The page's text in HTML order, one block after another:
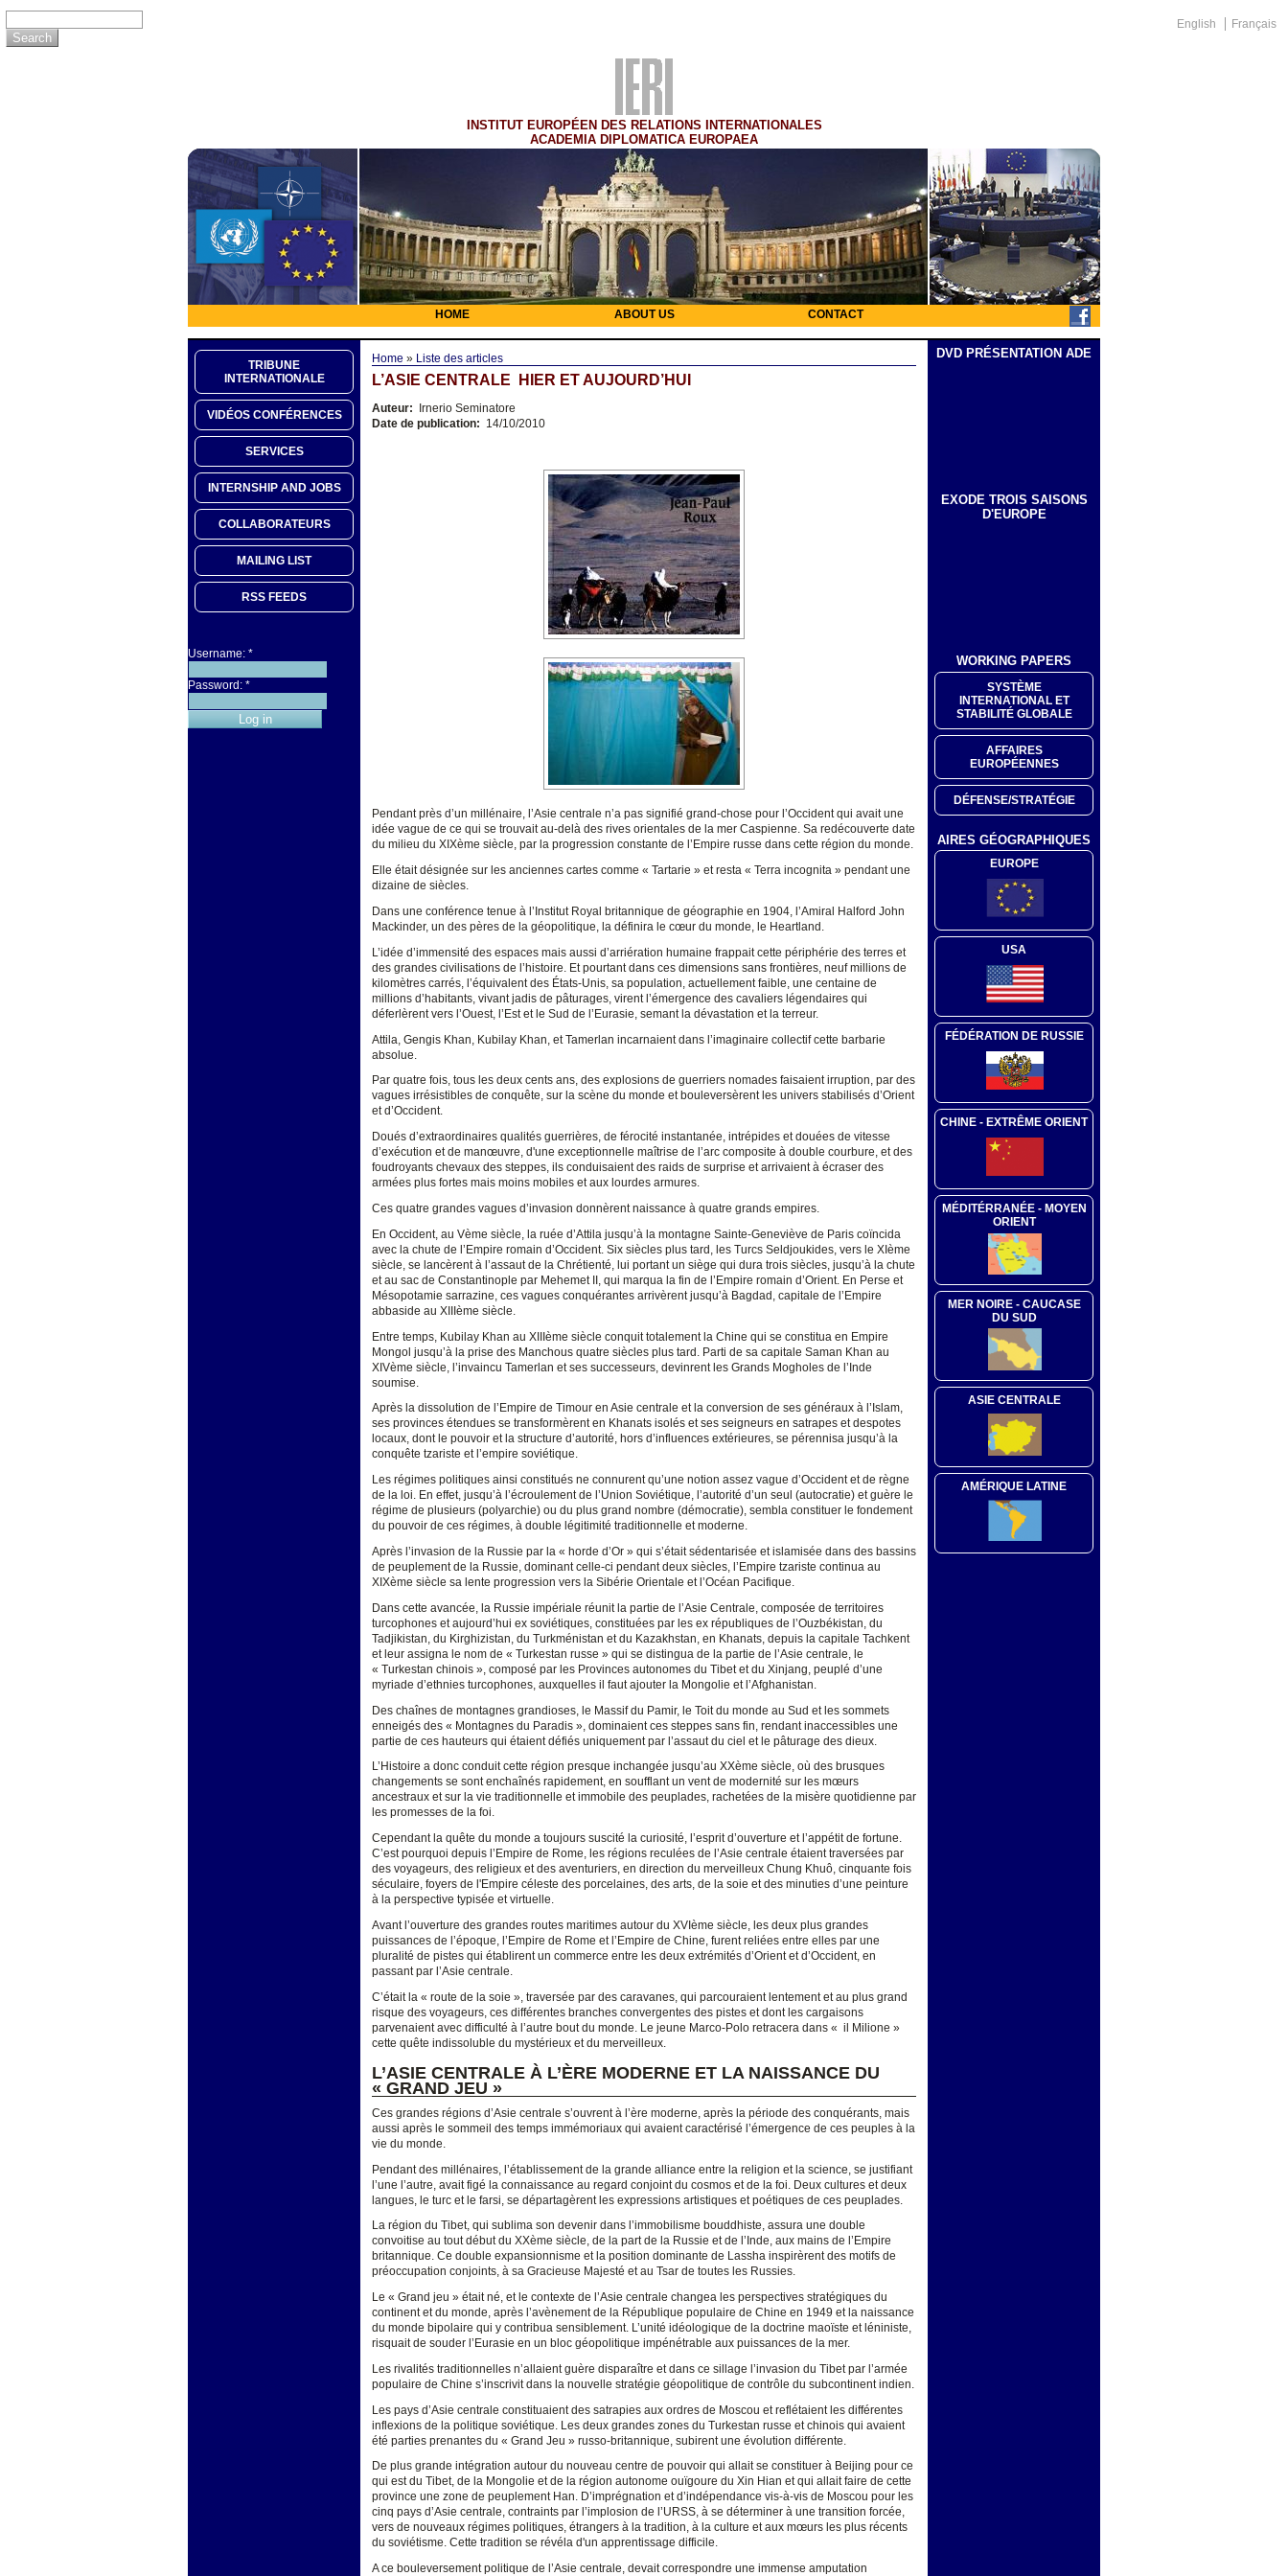
English Français
INSTITUT EUROPÉEN DES RELATIONS INTERNATIONALES
ACADEMIA DIPLOMATICA EUROPAEA
HOME ABOUT US CONTACT
TRIBUNE
INTERNATIONALE
VIDÉOS CONFÉRENCES
SERVICES
INTERNSHIP AND JOBS
COLLABORATEURS
MAILING LIST
RSS FEEDS
Username: *
Password: *
Home » Liste des articles
L’ASIE CENTRALE HIER ET AUJOURD’HUI
Auteur: Irnerio Seminatore
Date de publication: 14/10/2010
Pendant près d’un millénaire, l’Asie centrale n’a pas signifié grand-chose pour l’Occident qui avait une
idée vague de ce qui se trouvait au-delà des rives orientales de la mer Caspienne. Sa redécouverte date
du milieu du XIXème siècle, par la progression constante de l’Empire russe dans cette région du monde.
Elle était désignée sur les anciennes cartes comme « Tartarie » et resta « Terra incognita » pendant une
dizaine de siècles.
Dans une conférence tenue à l’Institut Royal britannique de géographie en 1904, l’Amiral Halford John
Mackinder, un des pères de la géopolitique, la définira le cœur du monde, le Heartland.
L’idée d’immensité des espaces mais aussi d’arriération humaine frappait cette périphérie des terres et
des grandes civilisations de l’histoire. Et pourtant dans ces dimensions sans frontières, neuf millions de
kilomètres carrés, l’équivalent des États-Unis, sa population, actuellement faible, une centaine de
millions d’habitants, vivant jadis de pâturages, virent l’émergence des cavaliers légendaires qui
déferlèrent vers l’Ouest, l’Est et le Sud de l’Eurasie, semant la dévastation et la terreur.
Attila, Gengis Khan, Kubilay Khan, et Tamerlan incarnaient dans l’imaginaire collectif cette barbarie
absolue.
Par quatre fois, tous les deux cents ans, des explosions de guerriers nomades faisaient irruption, par des
vagues irrésistibles de conquête, sur la scène du monde et bouleversèrent les univers stabilisés d’Orient
et d’Occident.
Doués d’extraordinaires qualités guerrières, de férocité instantanée, intrépides et douées de vitesse
d’exécution et de manœuvre, d'une exceptionnelle maîtrise de l’arc composite à double courbure, et des
foudroyants chevaux des steppes, ils conduisaient des raids de surprise et arrivaient à écraser des
armées plus fortes mais moins mobiles et aux lourdes armures.
Ces quatre grandes vagues d’invasion donnèrent naissance à quatre grands empires.
En Occident, au Vème siècle, la ruée d’Attila jusqu’à la montagne Sainte-Geneviève de Paris coïncida
avec la chute de l’Empire romain d’Occident. Six siècles plus tard, les Turcs Seldjoukides, vers le XIème
siècle, se lancèrent à l’assaut de la Chrétienté, lui portant un siège qui dura trois siècles, jusqu’à la chute
et au sac de Constantinople par Mehemet II, qui marqua la fin de l’Empire romain d’Orient. En Perse et
Mésopotamie sarrazine, ces vagues conquérantes arrivèrent jusqu’à Bagdad, capitale de l’Empire
abbaside au XIIIème siècle.
Entre temps, Kubilay Khan au XIIIème siècle conquit totalement la Chine qui se constitua en Empire
Mongol jusqu’à la prise des Manchous quatre siècles plus tard. Parti de sa capitale Saman Khan au
XIVème siècle, l’invaincu Tamerlan et ses successeurs, devinrent les Grands Mogholes de l’Inde
soumise.
Après la dissolution de l’Empire de Timour en Asie centrale et la conversion de ses généraux à l’Islam,
ses provinces étendues se transformèrent en Khanats isolés et ses seigneurs en satrapes et despotes
locaux, dont le pouvoir et la structure d’autorité, hors d’influences extérieures, se pérennisa jusqu’à la
conquête tzariste et l’empire soviétique.
Les régimes politiques ainsi constitués ne connurent qu’une notion assez vague d’Occident et de règne
de la loi. En effet, jusqu’à l’écroulement de l’Union Soviétique, l’autorité d’un seul (autocratie) et guère le
régime de plusieurs (polyarchie) ou du plus grand nombre (démocratie), sembla constituer le fondement
du pouvoir de ces régimes, à double légitimité traditionnelle et moderne.
Après l’invasion de la Russie par la « horde d’Or » qui s’était sédentarisée et islamisée dans des bassins
de peuplement de la Russie, dominant celle-ci pendant deux siècles, l’Empire tzariste continua au
XIXème siècle sa lente progression vers la Sibérie Orientale et l’Océan Pacifique.
Dans cette avancée, la Russie impériale réunit la partie de l’Asie Centrale, composée de territoires
turcophones et aujourd’hui ex soviétiques, constituées par les ex républiques de l’Ouzbékistan, du
Tadjikistan, du Kirghizistan, du Turkménistan et du Kazakhstan, en Khanats, depuis la capitale Tachkent
et leur assigna le nom de « Turkestan russe » qui se distingua de la partie de l’Asie centrale, le
« Turkestan chinois », composé par les Provinces autonomes du Tibet et du Xinjang, peuplé d’une
myriade d’ethnies turcophones, auxquelles il faut ajouter la Mongolie et l’Afghanistan.
Des chaînes de montagnes grandioses, le Massif du Pamir, le Toit du monde au Sud et les sommets
enneigés des « Montagnes du Paradis », dominaient ces steppes sans fin, rendant inaccessibles une
partie de ces hauteurs qui étaient défiés uniquement par l’assaut du ciel et le pâturage des dieux.
L’Histoire a donc conduit cette région presque inchangée jusqu’au XXème siècle, où des brusques
changements se sont enchaînés rapidement, en soufflant un vent de modernité sur les mœurs
ancestraux et sur la vie traditionnelle et immobile des peuplades, rachetées de la misère quotidienne par
les promesses de la foi.
Cependant la quête du monde a toujours suscité la curiosité, l’esprit d’ouverture et l’appétit de fortune.
C’est pourquoi depuis l’Empire de Rome, les régions reculées de l’Asie centrale étaient traversées par
des voyageurs, des religieux et des aventuriers, en direction du merveilleux Chung Khuô, cinquante fois
séculaire, foyers de l'Empire céleste des porcelaines, des arts, de la soie et des minuties d’une peinture
à la perspective typisée et virtuelle.
Avant l’ouverture des grandes routes maritimes autour du XVIème siècle, les deux plus grandes
puissances de l’époque, l’Empire de Rome et l’Empire de Chine, furent reliées entre elles par une
pluralité de pistes qui établirent un commerce entre les deux extrémités d’Orient et d’Occident, en
passant par l’Asie centrale.
C’était la « route de la soie », traversée par des caravanes, qui parcouraient lentement et au plus grand
risque des voyageurs, ces différentes branches convergentes des pistes et dont les cargaisons
parvenaient avec difficulté à l’autre bout du monde. Le jeune Marco-Polo retracera dans « il Milione »
cette quête indissoluble du mystérieux et du merveilleux.
L’ASIE CENTRALE À L’ÈRE MODERNE ET LA NAISSANCE DU
« GRAND JEU »
Ces grandes régions d’Asie centrale s’ouvrent à l’ère moderne, après la période des conquérants, mais
aussi après le sommeil des temps immémoriaux qui avaient caractérisé l’émergence de ces peuples à la
vie du monde.
Pendant des millénaires, l’établissement de la grande alliance entre la religion et la science, se justifiant
l’une l’autre, avait figé la connaissance au regard conjoint du cosmos et de la foi. Deux cultures et deux
langues, le turc et le farsi, se départagèrent les expressions artistiques et poétiques de ces peuplades.
La région du Tibet, qui sublima son devenir dans l’immobilisme bouddhiste, assura une double
convoitise au tout début du XXème siècle, de la part de la Russie et de l’Inde, aux mains de l’Empire
britannique. Ce double expansionnisme et la position dominante de Lassha inspirèrent des motifs de
préoccupation conjoints, à sa Gracieuse Majesté et au Tsar de toutes les Russies.
Le « Grand jeu » était né, et le contexte de l’Asie centrale changea les perspectives stratégiques du
continent et du monde, après l’avènement de la République populaire de Chine en 1949 et la naissance
du monde bipolaire qui y contribua sensiblement. L’unité idéologique de la doctrine maoïste et léniniste,
risquait de souder l’Eurasie en un bloc géopolitique impénétrable aux puissances de la mer.
Les rivalités traditionnelles n’allaient guère disparaître et dans ce sillage l’invasion du Tibet par l’armée
populaire de Chine s’inscrivit dans la nouvelle stratégie géopolitique de contrôle du subcontinent indien.
Les pays d’Asie centrale constituaient des satrapies aux ordres de Moscou et reflétaient les différentes
inflexions de la politique soviétique. Les deux grandes zones du Turkestan russe et chinois qui avaient
été parties prenantes du « Grand Jeu » russo-britannique, subirent une évolution différente.
De plus grande intégration autour du nouveau centre de pouvoir qui allait se constituer à Beijing pour ce
qui est du Tibet, de la Mongolie et de la région autonome ouïgoure du Xin Hian et qui allait faire de cette
province une zone de peuplement Han. D’imprégnation et d’indépendance vis-à-vis de Moscou pour les
cinq pays d’Asie centrale, contraints par l’implosion de l’URSS, à se déterminer à une transition forcée,
vers de nouveaux régimes politiques, étrangers à la tradition, à la culture et aux mœurs les plus récents
du soviétisme. Cette tradition se révéla d'un apprentissage difficile.
A ce bouleversement politique de l’Asie centrale, devait correspondre une immense amputation
DVD PRÉSENTATION ADE
EXODE TROIS SAISONS
D'EUROPE
WORKING PAPERS
SYSTÈME
INTERNATIONAL ET
STABILITÉ GLOBALE
AFFAIRES
EUROPÉENNES
DÉFENSE/STRATÉGIE
AIRES GÉOGRAPHIQUES
EUROPE
USA
FÉDÉRATION DE RUSSIE
CHINE - EXTRÊME ORIENT
MÉDITÉRRANÉE - MOYEN
ORIENT
MER NOIRE - CAUCASE
DU SUD
ASIE CENTRALE
AMÉRIQUE LATINE